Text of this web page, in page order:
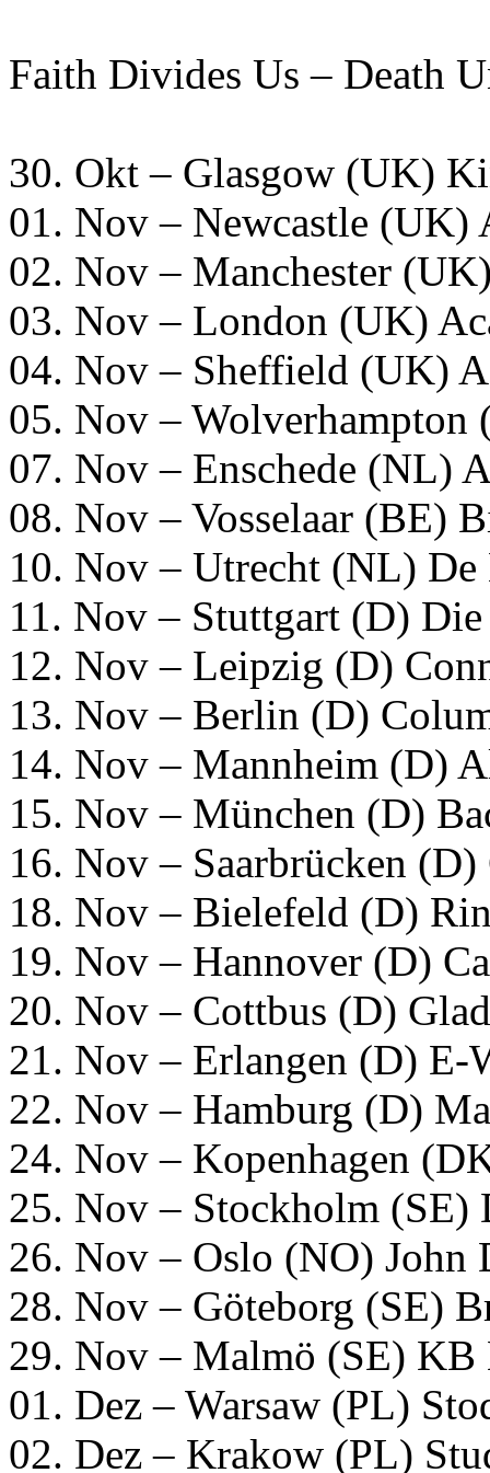
Faith Divides Us – Death
30. Okt – Glasgow (UK)
01. Nov – Newcastle (UK)
02. Nov – Manchester
03. Nov – London (UK)
04. Nov – Sheffield (UK)
05. Nov –
07. Nov – Enschede (NL)
08. Nov – Vosselaar (BE)
10. Nov – Utrecht (NL)
11. Nov – Stuttgart (D)
12. Nov – Leipzig (D)
13. Nov – Berlin (D)
14. Nov – Mannheim (D)
15. Nov – München (D)
16. Nov – Saarbrücken (D)
18. Nov – Bielefeld (D)
19. Nov – Hannover (D)
20. Nov – Cottbus (D)
21. Nov – Erlangen (D) E-
22. Nov – Hamburg (D)
24. Nov – Kopenhagen
25. Nov – Stockholm (SE)
26. Nov – Oslo (NO) John
28. Nov – Göteborg (SE)
29. Nov – Malmö (SE) KB
01. Dez – Warsaw (PL)
02. Dez – Krakow (PL)